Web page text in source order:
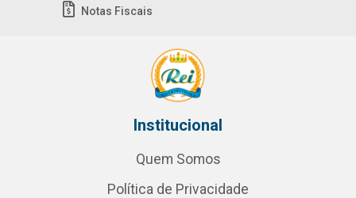
Notas Fiscais
Institucional
Quem Somos
Política de Privacidade